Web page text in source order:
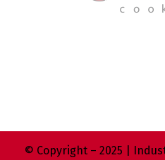
© Copyright – 2025 |